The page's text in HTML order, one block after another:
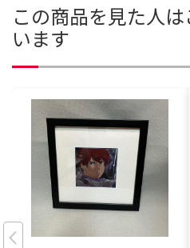
この商品を見た人
います